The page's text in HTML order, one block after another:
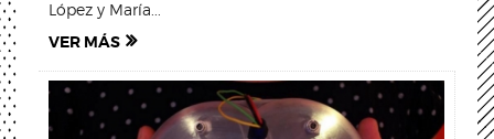
López y María...
VER MÁS